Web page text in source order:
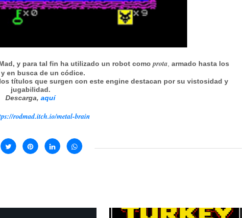
y para tal fin ha utilizado un robot como prota, armado hasta los
en busca de un códice.
títulos que surgen con este engine destacan por su vistosidad y
jugabilidad.
Descarga, aquí
rodmad.itch.io/metal-brain